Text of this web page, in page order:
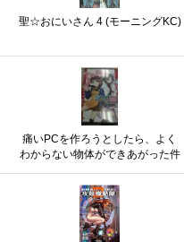
聖☆おにいさん 4 (モーニングKC)
痛いPCを作ろうとしたら、よく
わからない物体ができあがった件